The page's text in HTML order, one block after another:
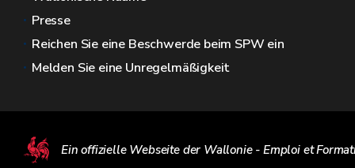
Presse
Reichen Sie eine Beschwerde beim SPW ein
Melden Sie eine Unregelmäßigkeit
Ein offizielle Webseite der Wallonie - Emploi et